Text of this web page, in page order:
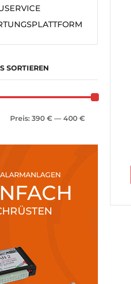
SORTIEREN
Preis: 390 € — 400 €